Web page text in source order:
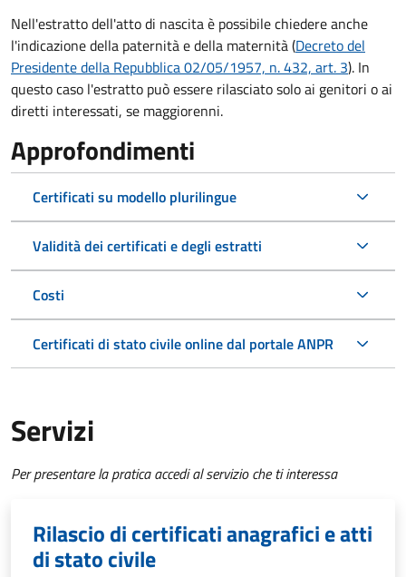
Nell'estratto dell'atto di nascita è possibile chiedere anche
l'indicazione della paternità e della maternità (Decreto del
Presidente della Repubblica 02/05/1957, n. 432, art. 3). In
questo caso l'estratto può essere rilasciato solo ai genitori o ai
diretti interessati, se maggiorenni.
Approfondimenti
Certificati su modello plurilingue
Validità dei certificati e degli estratti
Costi
Certificati di stato civile online dal portale ANPR
Servizi
Per presentare la pratica accedi al servizio che ti interessa
Rilascio di certificati anagrafici e atti
di stato civile